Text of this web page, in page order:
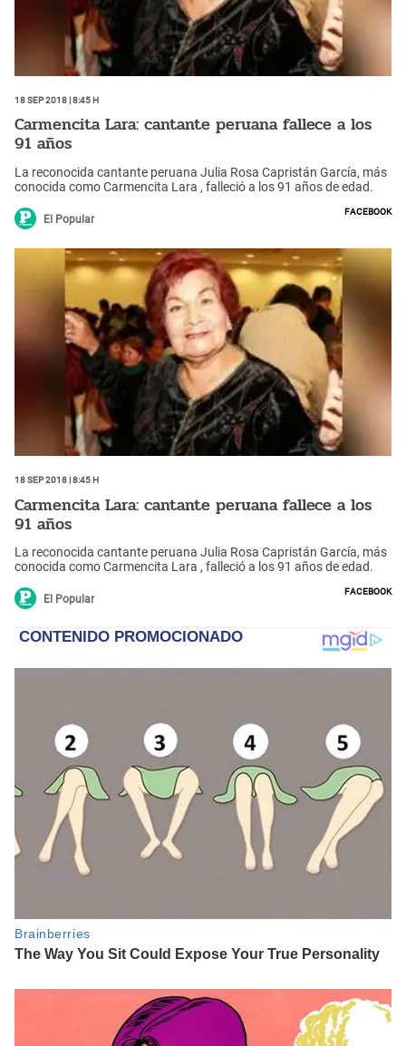
18 Sep 2018 | 8:45 h
Carmencita Lara: cantante peruana fallece a los
91 años
La reconocida cantante peruana Julia Rosa Capristán García, más
conocida como Carmencita Lara , falleció a los 91 años de edad.
El Popular
Facebook
18 Sep 2018 | 8:45 h
Carmencita Lara: cantante peruana fallece a los
91 años
La reconocida cantante peruana Julia Rosa Capristán García, más
conocida como Carmencita Lara , falleció a los 91 años de edad.
El Popular
Facebook